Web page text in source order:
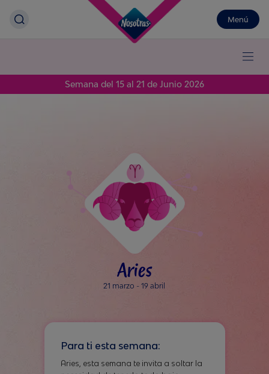
Menú
Semana del 15 al 21 de Junio 2026
Aries
21 marzo - 19 abril
Para ti esta semana:
Aries, esta semana te invita a soltar la